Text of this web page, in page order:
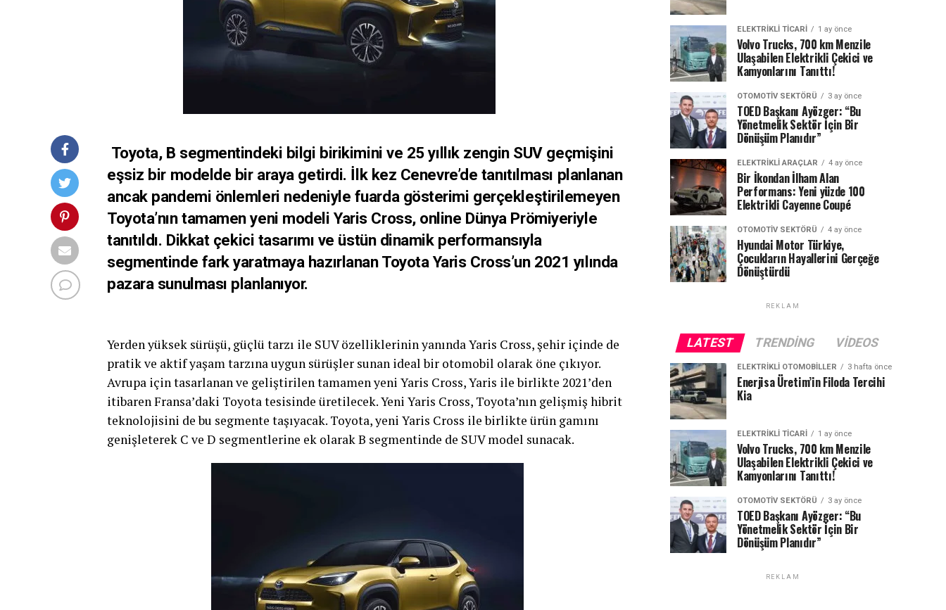
Toyota, B segmentindeki bilgi birikimini ve 25 yıllık zengin SUV geçmişini
eşsiz bir modelde bir araya getirdi. İlk kez Cenevre’de tanıtılması planlanan
ancak pandemi önlemleri nedeniyle fuarda gösterimi gerçekleştirilemeyen
Toyota’nın tamamen yeni modeli Yaris Cross, online Dünya Prömiyeriyle
tanıtıldı. Dikkat çekici tasarımı ve üstün dinamik performansıyla
segmentinde fark yaratmaya hazırlanan Toyota Yaris Cross’un 2021 yılında
pazara sunulması planlanıyor.
Yerden yüksek sürüşü, güçlü tarzı ile SUV özelliklerinin yanında Yaris Cross, şehir içinde de
pratik ve aktif yaşam tarzına uygun sürüşler sunan ideal bir otomobil olarak öne çıkıyor.
Avrupa için tasarlanan ve geliştirilen tamamen yeni Yaris Cross, Yaris ile birlikte 2021’den
itibaren Fransa’daki Toyota tesisinde üretilecek. Yeni Yaris Cross, Toyota’nın gelişmiş hibrit
teknolojisini de bu segmente taşıyacak. Toyota, yeni Yaris Cross ile birlikte ürün gamını
genişleterek C ve D segmentlerine ek olarak B segmentinde de SUV model sunacak.
ELEKTRIKLI TICARI 1 ay önce
Volvo Trucks, 700 km Menzile
Ulaşabilen Elektrikli Çekici ve
Kamyonlarını Tanıttı!
OTOMOTIV SEKTÖRÜ 3 ay önce
TOED Başkanı Ayözger: “Bu
Yönetmelik Sektör İçin Bir
Dönüşüm Planıdır”
ELEKTRIKLI ARAÇLAR 4 ay önce
Bir İkondan İlham Alan
Performans: Yeni yüzde 100
Elektrikli Cayenne Coupé
OTOMOTIV SEKTÖRÜ 4 ay önce
Hyundai Motor Türkiye,
Çocukların Hayallerini Gerçeğe
Dönüştürdü
REKLAM
LATEST TRENDING VIDEOS
ELEKTRIKLI OTOMOBILLER 3 hafta önce
Enerjisa Üretim’in Filoda Tercihi
Kia
ELEKTRIKLI TICARI 1 ay önce
Volvo Trucks, 700 km Menzile
Ulaşabilen Elektrikli Çekici ve
Kamyonlarını Tanıttı!
OTOMOTIV SEKTÖRÜ 3 ay önce
TOED Başkanı Ayözger: “Bu
Yönetmelik Sektör İçin Bir
Dönüşüm Planıdır”
REKLAM